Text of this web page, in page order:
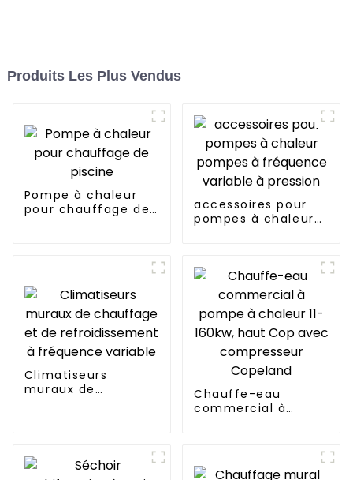
Produits Les Plus Vendus
Pompe à chaleur
pour chauffage de
accessoires pour
pompes à chaleur
Climatiseurs
muraux de
Chauffe-eau
commercial à
Copeland